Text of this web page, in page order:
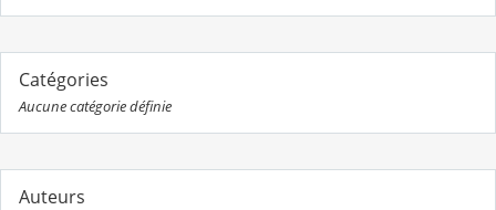
Catégories
Aucune catégorie définie
Auteurs